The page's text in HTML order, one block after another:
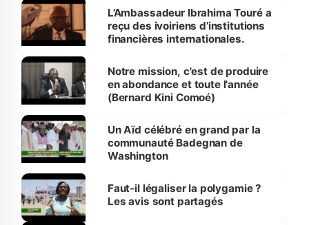
L’Ambassadeur Ibrahima Touré a
reçu des ivoiriens d’institutions
financières internationales.
Notre mission, c'est de produire
en abondance et toute l'année
(Bernard Kini Comoé)
Un Aïd célébré en grand par la
communauté Badegnan de
Washington
Faut-il légaliser la polygamie ?
Les avis sont partagés